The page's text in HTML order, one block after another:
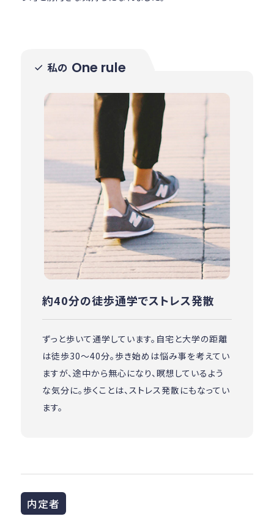
私の One rule
約40分の徒歩通学でストレス発散
ずっと歩いて通学しています。自宅と大学の距離
は徒歩30～40分。歩き始めは悩み事を考えてい
ますが、途中から無心になり、瞑想しているよう
な気分に。歩くことは、ストレス発散にもなってい
ます。
内定者